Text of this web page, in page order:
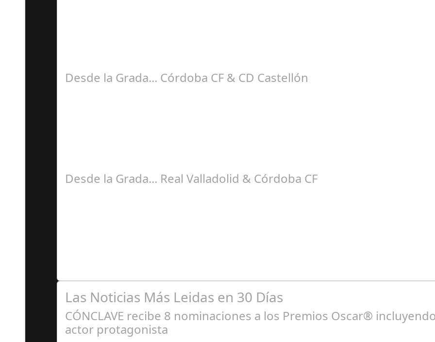
Desde la Grada... Córdoba CF & CD Castellón
Desde la Grada... Real Valladolid & Córdoba CF
Las Noticias Más Leidas en 30 Días
CÓNCLAVE recibe 8 nominaciones a los Premios Oscar®
actor protagonista